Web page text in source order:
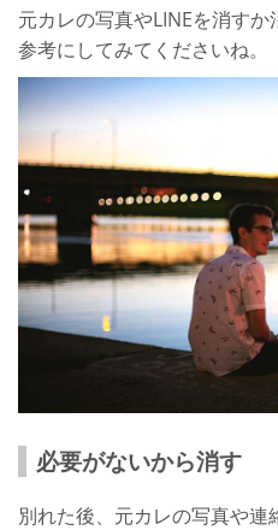
元カレの写真やLINEを消すか
参考にしてみてくださいね。
必要がないから消す
別れた後、元カレの写真や連